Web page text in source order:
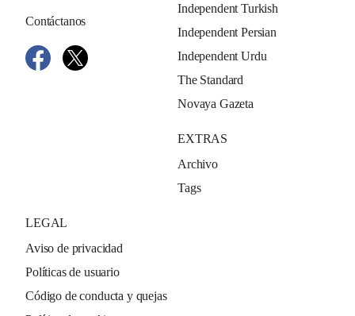
Contáctanos
Independent Turkish
Independent Persian
Independent Urdu
The Standard
Novaya Gazeta
EXTRAS
Archivo
Tags
LEGAL
Aviso de privacidad
Políticas de usuario
Código de conducta y quejas